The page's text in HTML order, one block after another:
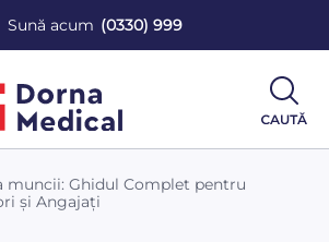
Sună acum (0330) 999
muncii: Ghidul Complet pentru
și Angajați